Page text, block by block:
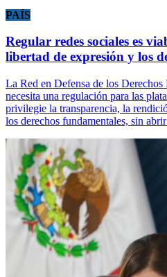
PAÍS
Regular redes sociales es
libertad de expresión y los
La Red en Defensa de los
necesita una regulación para las
privilegie la transparencia, la
los derechos fundamentales, sin